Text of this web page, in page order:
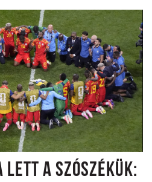
A SZÓSZÉKÜK: